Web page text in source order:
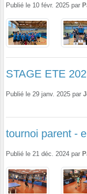
Publié le 10 févr. 2025 par
STAGE ETE
Publié le 29 janv. 2025 par
tournoi parent -
Publié le 21 déc. 2024 par